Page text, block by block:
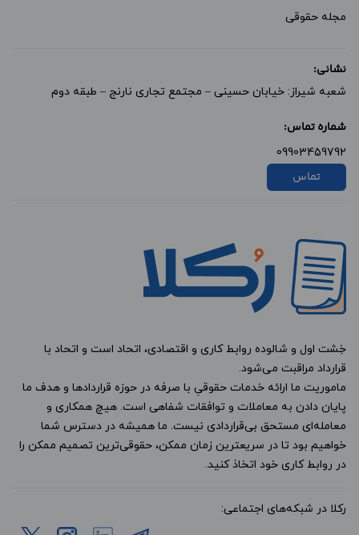
مجله حقوقی
نشانی:
شعبه شیراز: خیابان حسینی – مجتمع تجاری نارنج – طبقه دوم
شماره تماس:
09903459792
تماس
خِشت اول و شالوده روابط کاری و اقتصادی، اتحاد است و اتحاد با
قرارداد مراقبت می‌شود.
ماموریت ما ارائه خدمات حقوقیِ با صرفه در حوزه قراردادها و هدف ما
پایان دادن به معاملات و توافقات شفاهی است. هیچ همکاری و
معامله‌ای مستحق بی‌قراردادی نیست. ما همیشه در دسترس شما
خواهیم بود تا در سریعترین زمان ممکن، حقوقی‌ترین تصمیم ممکن را
در روابط کاری خود اتخاذ کنید.
رکلا در شبکه‌های اجتماعی: